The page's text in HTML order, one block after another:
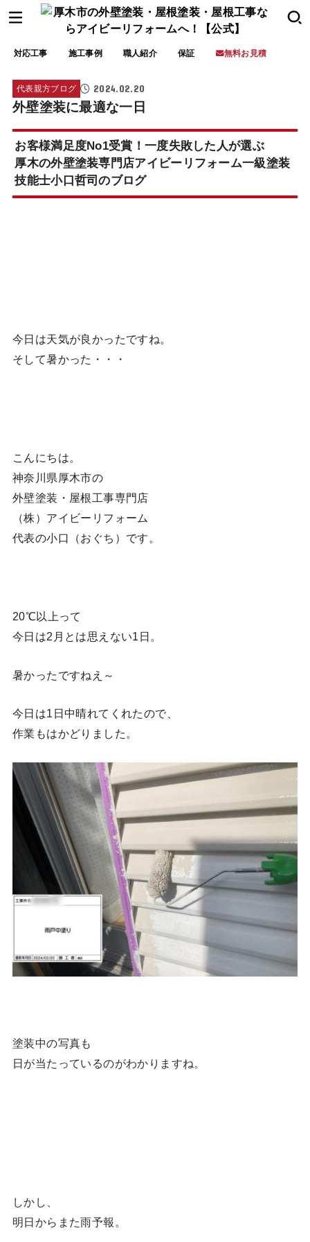
対応工事 施工事例 職人紹介 保証 無料お見積
代表親方ブログ 2024.02.20
外壁塗装に最適な一日
お客様満足度No1受賞！一度失敗した人が選ぶ
厚木の外壁塗装専門店アイビーリフォーム一級塗装
技能士小口哲司のブログ
今日は天気が良かったですね。
そして暑かった・・・
こんにちは。
神奈川県厚木市の
外壁塗装・屋根工事専門店
（株）アイビーリフォーム
代表の小口（おぐち）です。
20℃以上って
今日は2月とは思えない1日。
暑かったですねえ～
今日は1日中晴れてくれたので、
作業もはかどりました。
塗装中の写真も
日が当たっているのがわかりますね。
しかし、
明日からまた雨予報。